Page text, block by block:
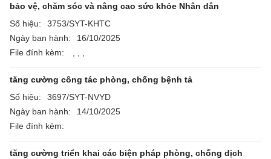
bảo vệ, chăm sóc và nâng cao sức khỏe Nhân dân
Số hiệu:
3753/SYT-KHTC
Ngày ban hành:
16/10/2025
File đính kèm:
tăng cường công tác phòng, chống bệnh tả
Số hiệu:
3697/SYT-NVYD
Ngày ban hành:
14/10/2025
File đính kèm:
tăng cường triển khai các biện pháp phòng, chống dịch